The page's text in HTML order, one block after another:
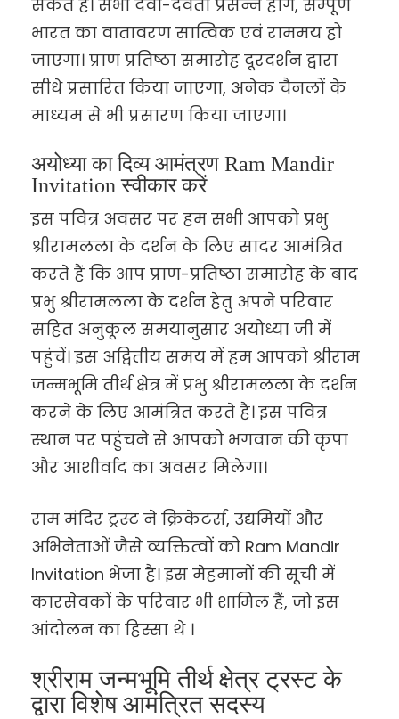
सकते हैं। सभी देवी-देवता प्रसन्न होंगे, सम्पूर्ण
भारत का वातावरण सात्विक एवं राममय हो
जाएगा। प्राण प्रतिष्ठा समारोह दूरदर्शन द्वारा
सीधे प्रसारित किया जाएगा, अनेक चैनलों के
माध्यम से भी प्रसारण किया जाएगा।
अयोध्या का दिव्य आमंत्रण Ram Mandir
Invitation स्वीकार करें
इस पवित्र अवसर पर हम सभी आपको प्रभु
श्रीरामलला के दर्शन के लिए सादर आमंत्रित
करते हैं कि आप प्राण-प्रतिष्ठा समारोह के बाद
प्रभु श्रीरामलला के दर्शन हेतु अपने परिवार
सहित अनुकूल समयानुसार अयोध्या जी में
पहुंचें। इस अद्वितीय समय में हम आपको श्रीराम
जन्मभूमि तीर्थ क्षेत्र में प्रभु श्रीरामलला के दर्शन
करने के लिए आमंत्रित करते हैं। इस पवित्र
स्थान पर पहुंचने से आपको भगवान की कृपा
और आशीर्वाद का अवसर मिलेगा।
राम मंदिर ट्रस्ट ने क्रिकेटर्स, उद्यमियों और
अभिनेताओं जैसे व्यक्तित्वों को Ram Mandir
Invitation भेजा है। इस मेहमानों की सूची में
कारसेवकों के परिवार भी शामिल हैं, जो इस
आंदोलन का हिस्सा थे ।
श्रीराम जन्मभूमि तीर्थ क्षेत्र ट्रस्ट के
द्वारा विशेष आमंत्रित सदस्य